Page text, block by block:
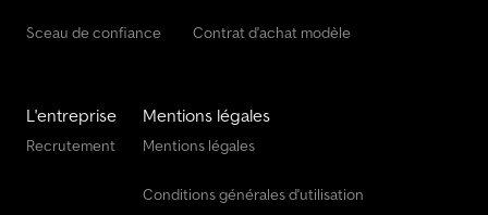
Sceau de confiance Contrat d'achat modèle
L'entreprise
Recrutement
Mentions légales
Mentions légales
Conditions générales d'utilisation